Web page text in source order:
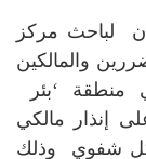
لباحث مركز
والمالكين
منطقة ‘بئر
إنذار مالكي
شفوي وذلك